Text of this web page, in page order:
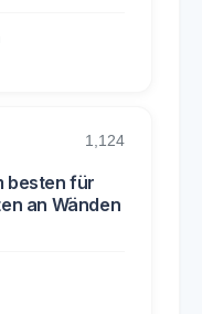
1,124
besten für
an Wänden